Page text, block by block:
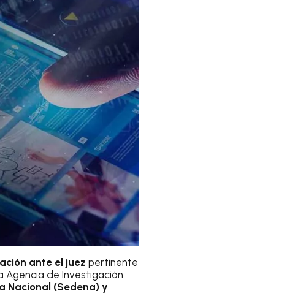
ante el juez pertinente
Agencia de Investigación
Nacional (Sedena) y